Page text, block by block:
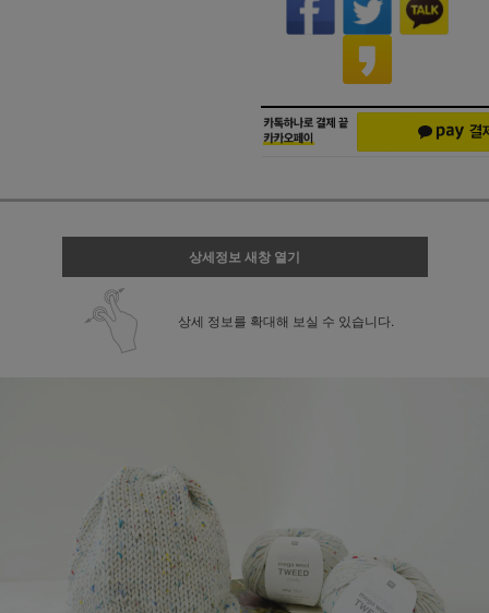
상세정보 새창 열기
상세 정보를 확대해 보실 수 있습니다.